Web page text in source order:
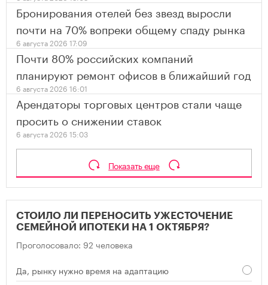
Бронирования отелей без звезд выросли
почти на 70% вопреки общему спаду рынка
6 августа 2026 17:09
Почти 80% российских компаний
планируют ремонт офисов в ближайший год
6 августа 2026 16:01
Арендаторы торговых центров стали чаще
просить о снижении ставок
6 августа 2026 15:03
Показать еще
СТОИЛО ЛИ ПЕРЕНОСИТЬ УЖЕСТОЧЕНИЕ
СЕМЕЙНОЙ ИПОТЕКИ НА 1 ОКТЯБРЯ?
Проголосовало: 92 человека
Да, рынку нужно время на адаптацию